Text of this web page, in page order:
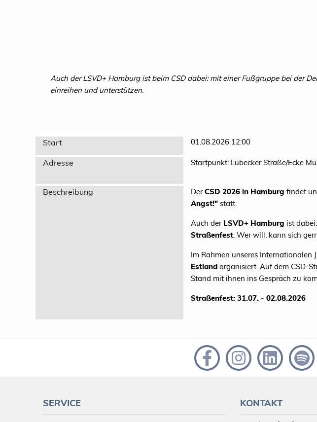
Auch der LSVD+ Hamburg ist beim CSD dabei: mit einer Fußgruppe bei der
einreihen und unterstützen.
Start 01.08.2026 12:00
Adresse Startpunkt: Lübecker Straße/Ecke
Beschreibung DerCSD 2026 in Hamburg findet
Angst!" statt.
Auch der LSVD+ Hamburg ist
Straßenfest . Wer will, kann sich
Im Rahmen unseres Internationalen
Estland organisiert. Auf dem CSD-
Stand mit ihnen ins Gespräch zu
Straßenfest: 31.07. - 02.08.2026
SERVICE KONTAKT